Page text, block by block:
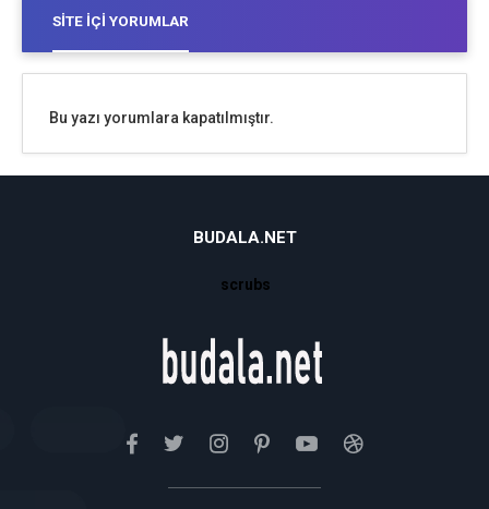
SITE İÇI YORUMLAR
Bu yazı yorumlara kapatılmıştır.
BUDALA.NET
scrubs